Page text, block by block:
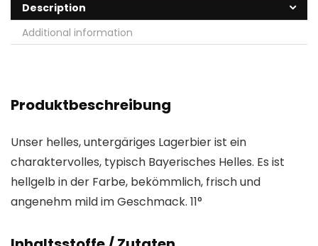
Description
Additional information
Produktbeschreibung
Unser helles, untergäriges Lagerbier ist ein
charaktervolles, typisch Bayerisches Helles. Es ist
hellgelb in der Farbe, bekömmlich, frisch und
angenehm mild im Geschmack. 11°